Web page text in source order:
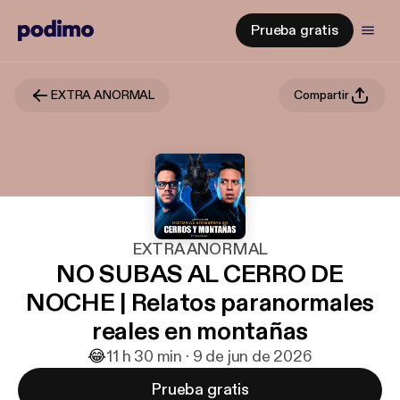
Prueba gratis
EXTRA ANORMAL Compartir
EXTRA ANORMAL
NO SUBAS AL CERRO DE
NOCHE | Relatos paranormales
reales en montañas
😂11 h 30 min · 9 de jun de 2026
Prueba gratis